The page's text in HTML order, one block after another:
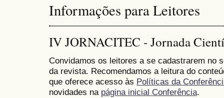
Informações para Leitores
IV JORNACITEC - Jornada
Convidamos os leitores a se cadastrarem no
da revista. Recomendamos a leitura do
que oferece acesso às Políticas da
novidades na página inicial Conferência.